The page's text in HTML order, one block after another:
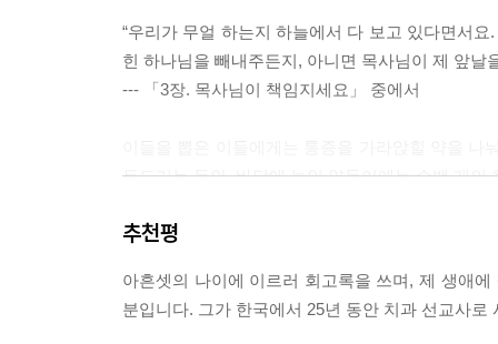
치과의료선교회의 탄생 - 193
시대의 고통을 함께 나누며 - 196
치과는 예술에 이르는 기술 - 200
착한 일을 시작하신 이가 이루시리라 - 221
9장 행복한 선교사 유수만과 유애진
제1차 치과의료선교대회 - 231
“우리가 무얼 하는지 하늘에서 다 보고 있다면서
힌 하나님을 빼내주든지, 아니면 목사님이 제 앞날
--- 「3장. 목사님이 책임지세요」 중에서
두드리는 동안, 바닥에 놓인 양동이에는 수백 개의
지독한 냄새가 났다. 그러나 뉴스마는 거리낌 없이
--- 「5장. 성장하는 제자들」 중에서
추천평
아흔셋의 나이에 이르러 회고록을 쓰며, 제 생애
분입니다. 그가 한국에서 25년 동안 치과 선교사